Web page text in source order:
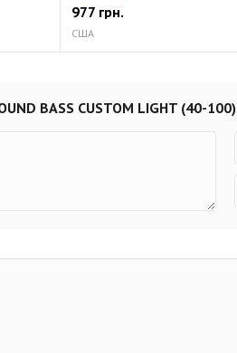
977 грн.
США
BASS CUSTOM LIGHT (40-100)